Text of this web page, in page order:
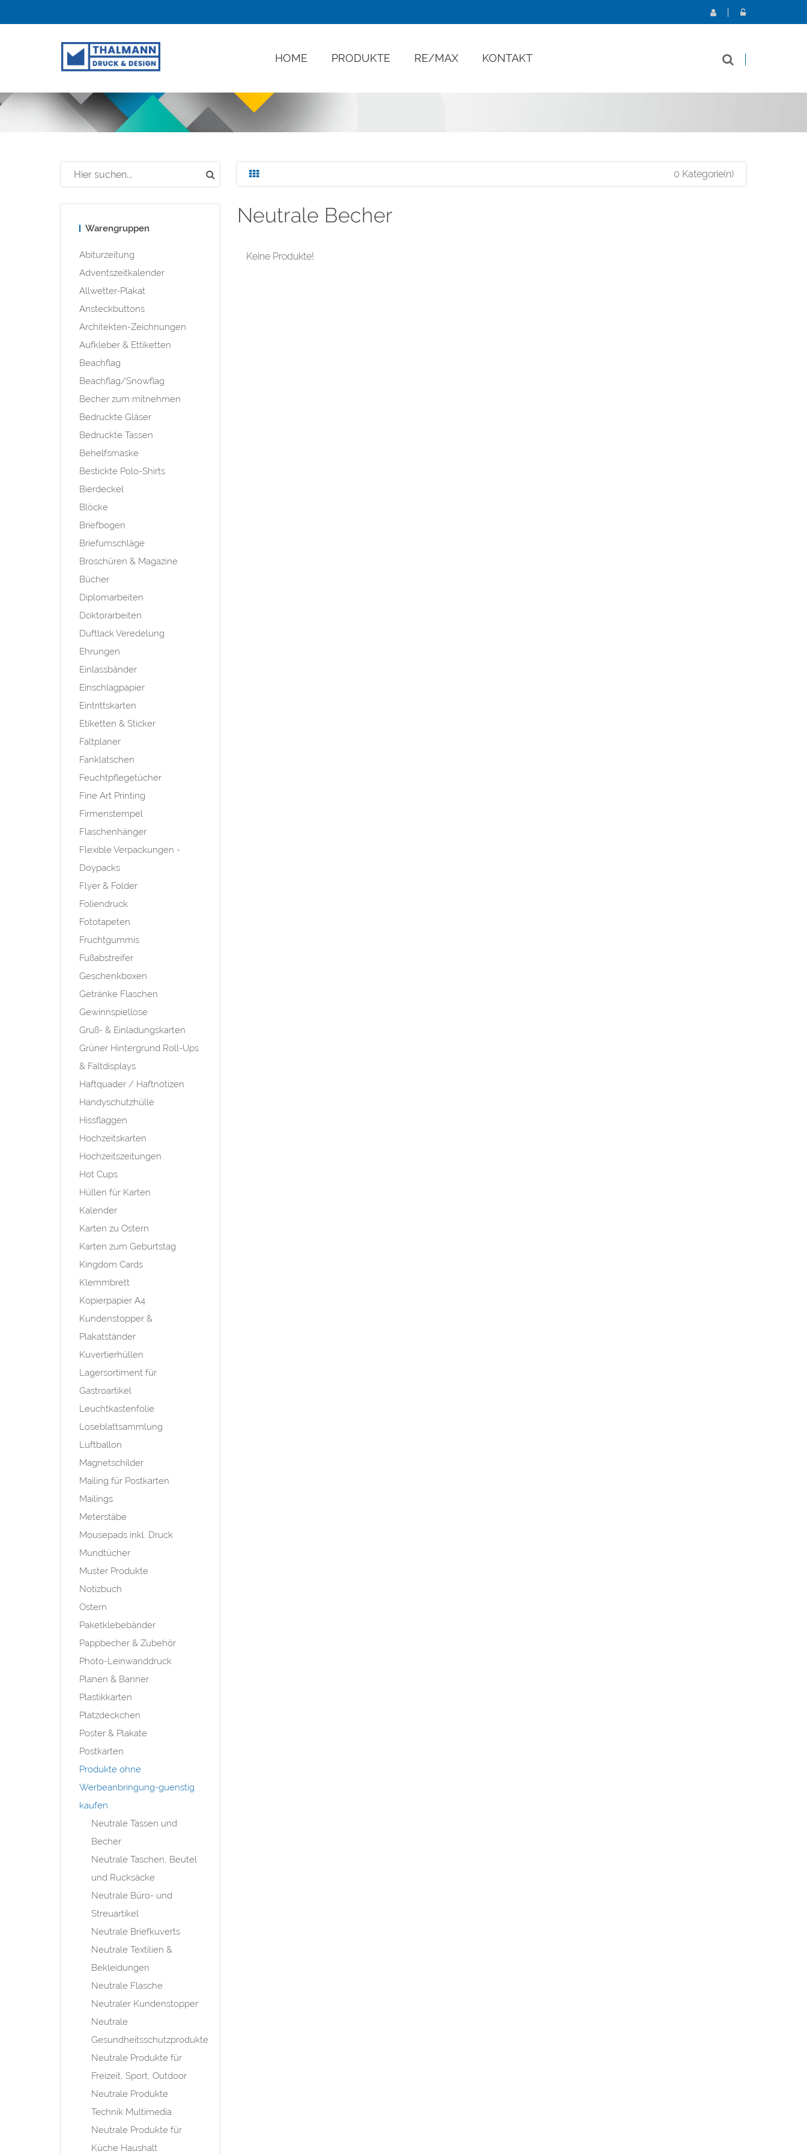
HOME PRODUKTE RE/MAX KONTAKT
Warengruppen
Abiturzeitung
Adventszeitkalender
Allwetter-Plakat
Ansteckbuttons
Architekten-Zeichnungen
Aufkleber & Ettiketten
Beachflag
Beachflag/Snowflag
Becher zum mitnehmen
Bedruckte Gläser
Bedruckte Tassen
Behelfsmaske
Bestickte Polo-Shirts
Bierdeckel
Blöcke
Briefbogen
Briefumschläge
Broschüren & Magazine
Bücher
Diplomarbeiten
Doktorarbeiten
Duftlack Veredelung
Ehrungen
Einlassbänder
Einschlagpapier
Eintrittskarten
Etiketten & Sticker
Faltplaner
Fanklatschen
Feuchtpflegetücher
Fine Art Printing
Firmenstempel
Flaschenhänger
Flexible Verpackungen -
Doypacks
Flyer & Folder
Foliendruck
Fototapeten
Fruchtgummis
Fußabstreifer
Geschenkboxen
Getränke Flaschen
Gewinnspiellose
Gruß- & Einladungskarten
Grüner Hintergrund Roll-Ups
& Faltdisplays
Haftquader / Haftnotizen
Handyschutzhülle
Hissflaggen
Hochzeitskarten
Hochzeitszeitungen
Hot Cups
Hüllen für Karten
Kalender
Karten zu Ostern
Karten zum Geburtstag
Kingdom Cards
Klemmbrett
Kopierpapier A4
Kundenstopper &
Plakatständer
Kuvertierhüllen
Lagersortiment für
Gastroartikel
Leuchtkastenfolie
Loseblattsammlung
Luftballon
Magnetschilder
Mailing für Postkarten
Mailings
Meterstäbe
Mousepads inkl. Druck
Mundtücher
Muster Produkte
Notizbuch
Ostern
Paketklebebänder
Pappbecher & Zubehör
Photo-Leinwanddruck
Planen & Banner
Plastikkarten
Platzdeckchen
Poster & Plakate
Postkarten
Produkte ohne
Werbeanbringung-guenstig
kaufen
Neutrale Tassen und
Becher
Neutrale Taschen, Beutel
und Rucksäcke
Neutrale Büro- und
Streuartikel
Neutrale Briefkuverts
Neutrale Textilien &
Bekleidungen
Neutrale Flasche
Neutraler Kundenstopper
Neutrale
Gesundheitsschutzprodukte
Neutrale Produkte für
Freizeit, Sport, Outdoor
Neutrale Produkte
Technik Multimedia
Neutrale Produkte für
Küche Haushalt
0 Kategorie(n)
Neutrale Becher
Keine Produkte!